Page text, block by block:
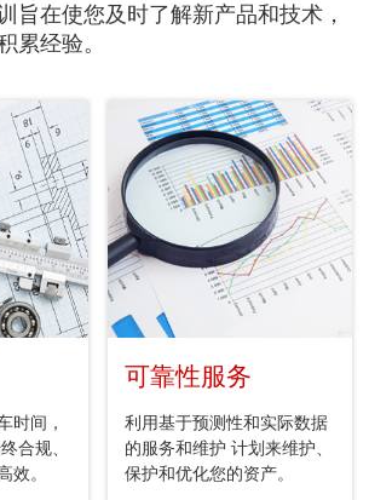
旨在使您及时了解新产品和技术，
累经验。
时间，
合规、
效。
可靠性服务
利用基于预测性和实际数据
的服务和维护 计划来维护、
保护和优化您的资产。